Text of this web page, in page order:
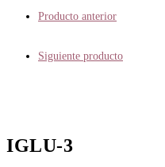
Producto anterior
Siguiente producto
IGLU-3